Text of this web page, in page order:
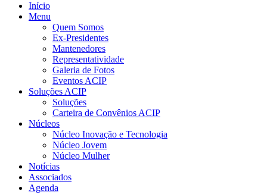
Início
Menu
Quem Somos
Ex-Presidentes
Mantenedores
Representatividade
Galeria de Fotos
Eventos ACIP
Soluções ACIP
Soluções
Carteira de Convênios ACIP
Núcleos
Núcleo Inovação e Tecnologia
Núcleo Jovem
Núcleo Mulher
Notícias
Associados
Agenda